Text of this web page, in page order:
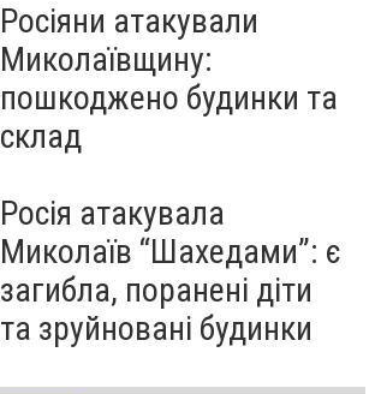
Росіяни атакували
Миколаївщину:
пошкоджено будинки та
склад
Росія атакувала
Миколаїв “Шахедами”: є
загибла, поранені діти
та зруйновані будинки